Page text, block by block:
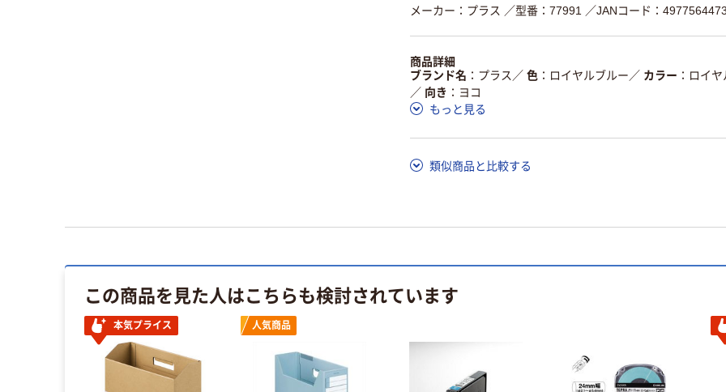
メーカー：プラス ／型番：77991 ／JANコード：
商品詳細
ブランド名
プラス ／ 色 ロイヤルブルー ／ カラー
ロイ
／ 向き
ヨコ
もっと見る
類似商品と比較する
この商品を見た人はこちらも検討されています
本気プライス 人気商品